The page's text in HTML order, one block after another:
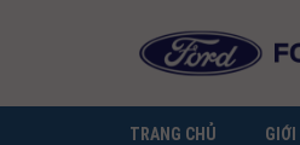
TRANG CHỦ